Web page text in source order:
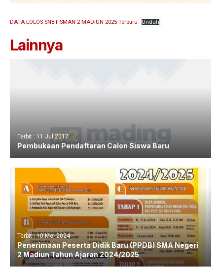
DATA LOLOS SNBT SMAN 2 MADIUN 2025 Terbaru Unduh
Lainnya
Terbit : 11 Jul 2017
Pembukaan Pendaftaran Calon Siswa Baru
Terbit : 10 Mei 2024
Penerimaan Peserta Didik Baru (PPDB) SMA Negeri
2 Madiun Tahun Ajaran 2024/2025